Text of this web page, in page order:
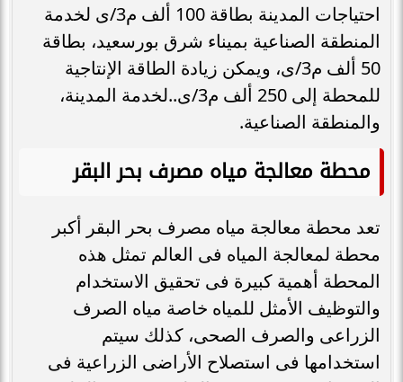
احتياجات المدينة بطاقة 100 ألف م3/ى لخدمة
المنطقة الصناعية بميناء شرق بورسعيد، بطاقة
50 ألف م3/ى، ويمكن زيادة الطاقة الإنتاجية
للمحطة إلى 250 ألف م3/ى..لخدمة المدينة،
والمنطقة الصناعية.
محطة معالجة مياه مصرف بحر البقر
تعد محطة معالجة مياه مصرف بحر البقر أكبر
محطة لمعالجة المياه فى العالم تمثل هذه
المحطة أهمية كبيرة فى تحقيق الاستخدام
والتوظيف الأمثل للمياه خاصة مياه الصرف
الزراعى والصرف الصحى، كذلك سيتم
استخدامها فى استصلاح الأراضى الزراعية فى